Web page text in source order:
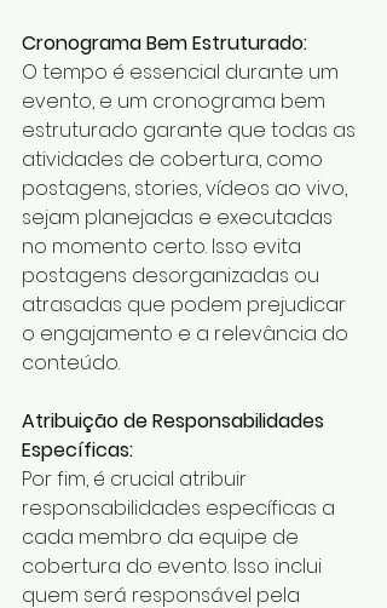
Cronograma Bem Estruturado:
O tempo é essencial durante um
evento, e um cronograma bem
estruturado garante que todas as
atividades de cobertura, como
postagens, stories, vídeos ao vivo,
sejam planejadas e executadas
no momento certo. Isso evita
postagens desorganizadas ou
atrasadas que podem prejudicar
o engajamento e a relevância do
conteúdo.
Atribuição de Responsabilidades
Específicas:
Por fim, é crucial atribuir
responsabilidades específicas a
cada membro da equipe de
cobertura do evento. Isso inclui
quem será responsável pela